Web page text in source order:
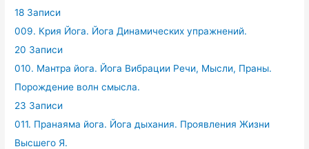
18 Записи
009. Крия Йога. Йога Динамических упражнений.
20 Записи
010. Мантра йога. Йога Вибрации Речи, Мысли, Праны.
Порождение волн смысла.
23 Записи
011. Пранаяма йога. Йога дыхания. Проявления Жизни
Высшего Я.